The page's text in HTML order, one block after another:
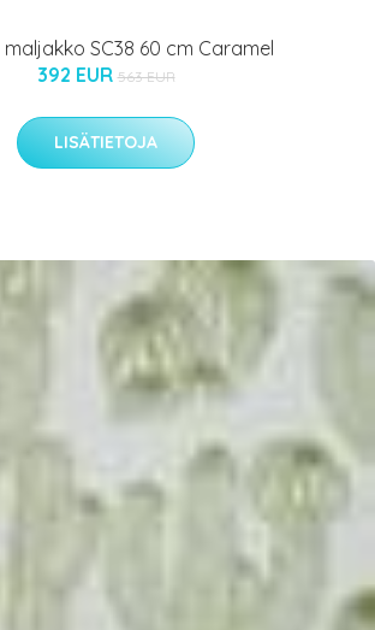
SC38 60 cm Caramel
392 EUR 563 EUR
LISÄTIETOJA